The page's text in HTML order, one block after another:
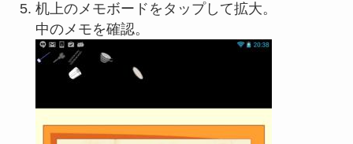
机上のメモボードをタップして拡大。
中のメモを確認。